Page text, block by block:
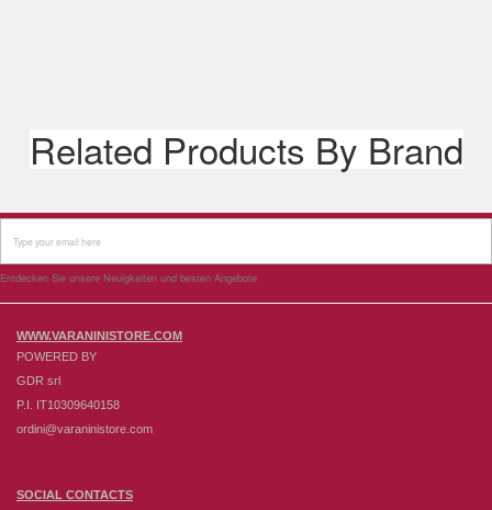
Related Products By Brand
Entdecken Sie unsere Neuigkeiten und besten Angebote
WWW.VARANINISTORE.COM
POWERED BY
GDR srl
P.I. IT10309640158
ordini@varaninistore.com
SOCIAL CONTACTS